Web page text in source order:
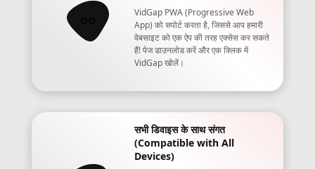
VidGap PWA (Progressive Web
App) को सपोर्ट करता है, जिससे आप हमारी
वेबसाइट को एक ऐप की तरह एक्सेस कर सकते
हैं! पेज डाउनलोड करें और एक क्लिक में
VidGap खोलें।
सभी डिवाइस के साथ संगत
(Compatible with All
Devices)